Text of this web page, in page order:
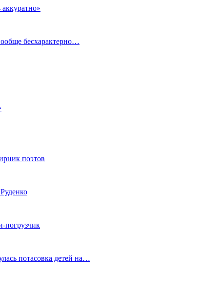
бесхарактерно…
поэтов
погрузчик
потасовка детей на…